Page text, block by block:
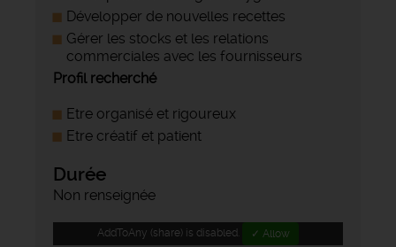
Développer de nouvelles recettes
Gérer les stocks et les relations
commerciales avec les fournisseurs
Profil recherché
Etre organisé et rigoureux
Etre créatif et patient
Durée
Non renseignée
AddToAny (share) is disabled. ✓ Allow